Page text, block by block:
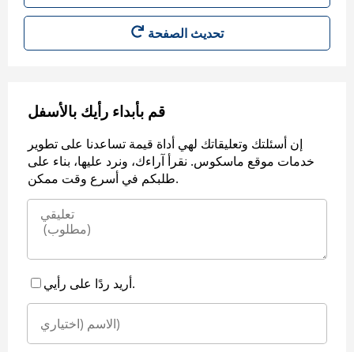
تحديث الصفحة
قم بأبداء رأيك بالأسفل
إن أسئلتك وتعليقاتك لهي أداة قيمة تساعدنا على تطوير
خدمات موقع ماسكوس. نقرأ آراءك، ونرد عليها، بناء على
طلبكم في أسرع وقت ممكن.
أريد ردًا على رأيي.